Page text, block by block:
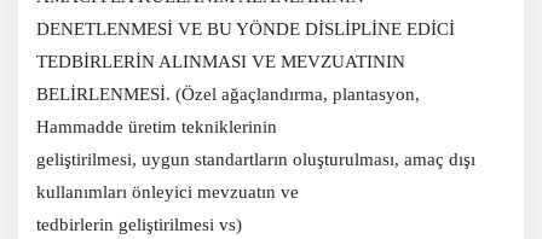
DENETLENMESİ VE BU YÖNDE DİSLİPLİNE EDİCİ
TEDBİRLERİN ALINMASI VE MEVZUATININ
BELİRLENMESİ. (Özel ağaçlandırma, plantasyon,
Hammadde üretim tekniklerinin
geliştirilmesi, uygun standartların oluşturulması, amaç dışı
kullanımları önleyici mevzuatın ve
tedbirlerin geliştirilmesi vs)